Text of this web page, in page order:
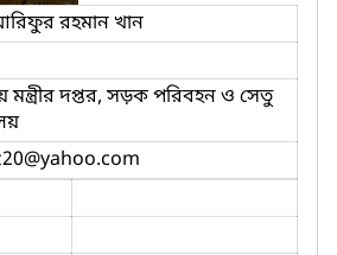
রহমান খান
মন্ত্রীর দপ্তর, সড়ক পরিবহন ও সেতু
@yahoo.com